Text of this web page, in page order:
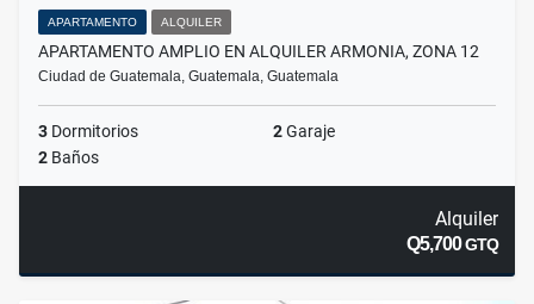
APARTAMENTO ALQUILER
APARTAMENTO AMPLIO EN ALQUILER ARMONIA, ZONA 12
Ciudad de Guatemala, Guatemala, Guatemala
3 Dormitorios 2Garaje
2 Baños
Alquiler
Q5,700GTQ